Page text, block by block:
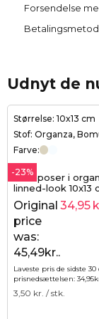
Forsendelse
Udnyt de
Størrelse: 10x13 cm
Stof: Organza,
Farve:
-23%
Gaveposer i
linned-look 10x13
elegance i
Original
price
was:
45,49kr..
34,95
Laveste pris de sidste
prisnedsættelsen: 34,95
3,50 kr. / stk.